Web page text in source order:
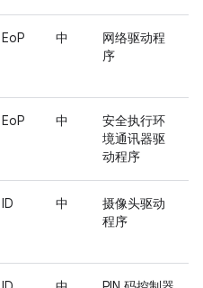
EoP 中
网络驱动程
序
EoP 中
安全执行环
境通讯器驱
动程序
ID 中
摄像头驱动
程序